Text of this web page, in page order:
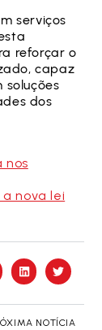
serviços
reforçar o
capaz
dos
nos
nova lei
NOTÍCIA